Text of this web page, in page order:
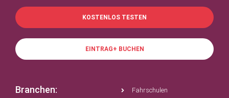
KOSTENLOS TESTEN
EINTRAG+ BUCHEN
Branchen:
Fahrschulen